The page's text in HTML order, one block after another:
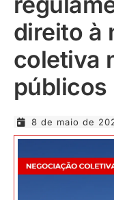
DOCUMENTOS
GALERIAS
direito à
coletiva
públicos
8 de maio de